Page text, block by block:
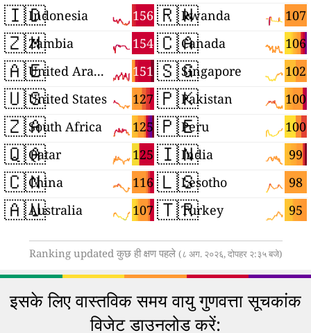
🇮🇩 156
Indonesia
🇿🇲 154
Zambia
🇦🇪 151
United Arab Emirates
🇺🇸 127
United States
🇿🇦 125
South Africa
🇶🇦 125
Qatar
🇨🇳 116
China
🇦🇺 107
Australia
🇷🇼 107
Rwanda
🇨🇦 106
Canada
🇸🇬 102
Singapore
🇵🇰 100
Pakistan
🇵🇪 100
Peru
🇮🇳 99
India
🇱🇸 98
Lesotho
🇹🇷 95
Turkey
Ranking updated कुछ ही क्षण पहले (८ अग. २०२६, दोपहर २:३५ बजे)
इसके लिए वास्तविक समय वायु गुणवत्ता सूचकांक
विजेट डाउनलोड करें: